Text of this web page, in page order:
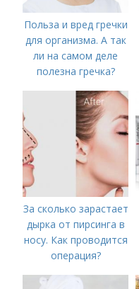
Польза и вред гречки
для организма. А так
ли на самом деле
полезна гречка?
За сколько зарастает
дырка от пирсинга в
носу. Как проводится
операция?